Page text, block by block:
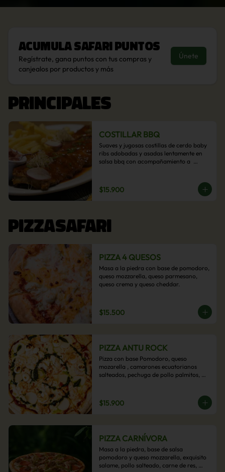
AcumulaSafari Puntos
Regístrate, gana puntos con tus compras y
canjealos por productos y más
Únete
PRINCIPALES
COSTILLAR BBQ
Suaves y jugosas costillas de cerdo baby
ribs adobadas y asadas lentamente en
salsa bbq con acompañamiento a
salteadas, Papas parmentier, Papas
fritas, Arroz blanco.
$15.900
PIZZASAFARI
PIZZA 4 QUESOS
Masa a la piedra con base de pomodoro,
queso mozzarella, queso parmesano,
queso crema y queso cheddar.
$15.500
PIZZA ANTU ROCK
Pizza con base Pomodoro, queso
mozarella , camarones ecuatorianos
salteados, pechuga de pollo palmitos,
$15.900
PIZZA CARNÍVORA
Masa a la piedra, base de salsa
pomodoro y queso mozzarella, exquisito
salame, pollo salteado, carne de res,